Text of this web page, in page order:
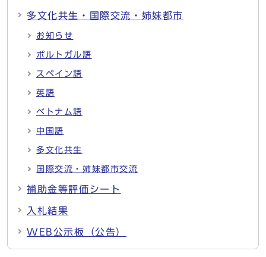
多文化共生・国際交流・姉妹都市
お知らせ
ポルトガル語
スペイン語
英語
ベトナム語
中国語
多文化共生
国際交流・姉妹都市交流
補助金等評価シート
入札結果
WEB公示板（公告）